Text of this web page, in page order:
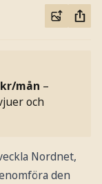
mån –
och
Nordnet,
den